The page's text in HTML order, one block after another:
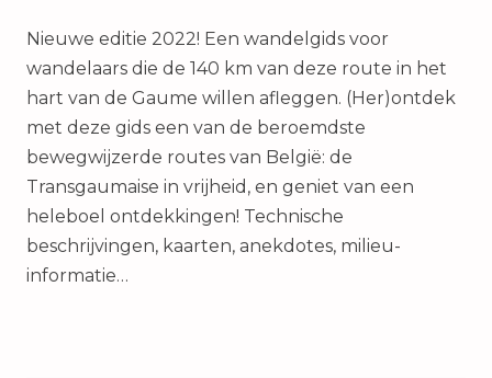
Editie
2022
aantal
Nieuwe editie 2022! Een wandelgids voor
wandelaars die de 140 km van deze route in het
hart van de Gaume willen afleggen. (Her)ontdek
met deze gids een van de beroemdste
bewegwijzerde routes van België: de
Transgaumaise in vrijheid, en geniet van een
heleboel ontdekkingen! Technische
beschrijvingen, kaarten, anekdotes, milieu-
informatie…